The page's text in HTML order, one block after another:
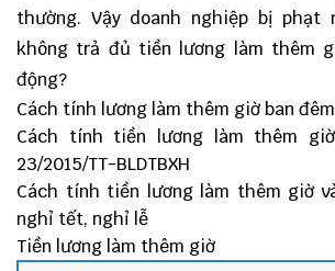
thường. Vậy doanh nghiệp bị phạt
không trả đủ tiền lương làm thêm
động?
Cách tính lương làm thêm giờ ban
Cách tính tiền lương làm thêm
23/2015/TT-BLDTBXH
Cách tính tiền lương làm thêm giờ
nghỉ tết, nghỉ lễ
Tiền lương làm thêm giờ